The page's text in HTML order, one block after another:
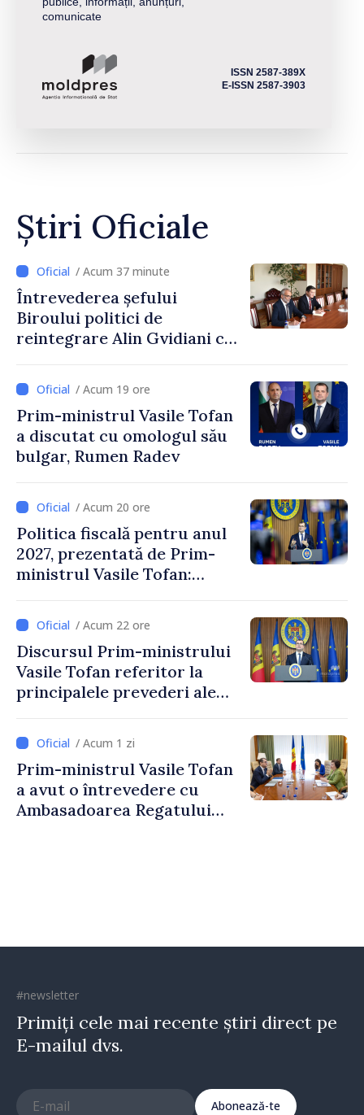
comunicate
ISSN 2587-389X
E-ISSN 2587-3903
Știri Oficiale
/ Acum 37 minute
Întrevederea șefului
Biroului politici de
reintegrare Alin Gvidiani cu
Comitetului Internațional al
Crucii Roșii în Moldova
/ Acum 19 ore
Prim-ministrul Vasile Tofan
a discutat cu omologul său
bulgar, Rumen Radev
/ Acum 20 ore
Politica fiscală pentru anul
2027, prezentată de Prim-
ministrul Vasile Tofan:
stimularea investițiilor și o
taxare mai echitabilă
/ Acum 22 ore
Discursul Prim-ministrului
Vasile Tofan referitor la
principalele prevederi ale
2027
/ Acum 1 zi
Prim-ministrul Vasile Tofan
a avut o întrevedere cu
Ambasadoarea Regatului
#newsletter
Primiți cele mai recente știri direct pe
E-mailul dvs.
Abonează-te